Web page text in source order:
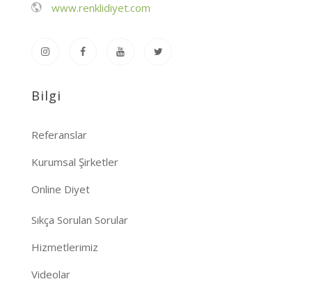
www.renklidiyet.com
Bilgi
Referanslar
Kurumsal Şirketler
Online Diyet
Sıkça Sorulan Sorular
Hizmetlerimiz
Videolar